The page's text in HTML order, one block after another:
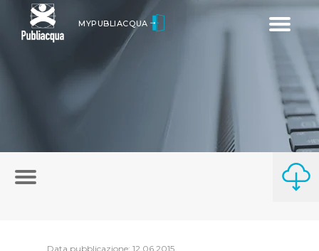
Toggle
MYPUBLIACQUA
Data pubblicazione: 12.06.2015